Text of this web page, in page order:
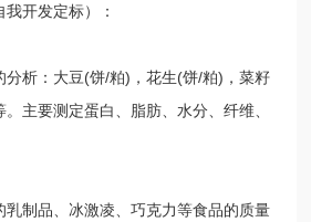
开发定标）：
分析：大豆(饼/粕)，花生(饼/粕)，菜籽
主要测定蛋白、脂肪、水分、纤维、
乳制品、冰激凌、巧克力等食品的质量